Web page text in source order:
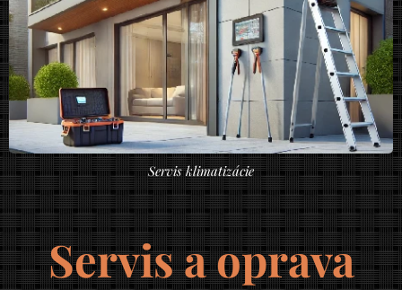
Servis klimatizácie
Servis a oprava